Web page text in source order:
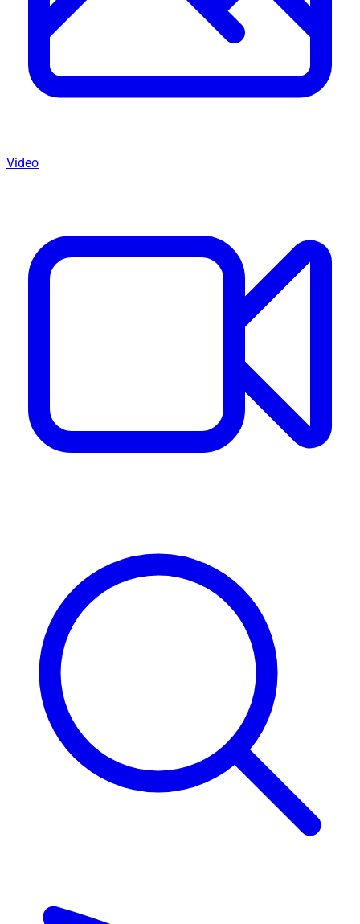
Video